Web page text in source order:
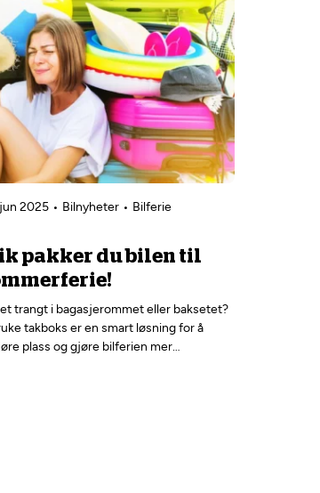
2025 Bilnyheter Bilferie
pakker du bilen til
trangt i bagasjerommet eller baksetet?
takboks er en smart løsning for å
plass og gjøre bilferien mer…